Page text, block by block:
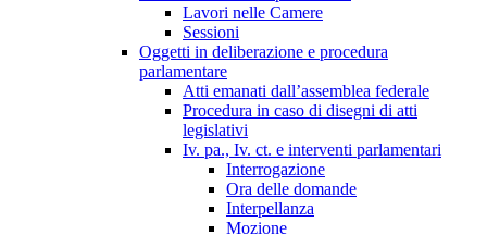
Lavori nelle Camere
Sessioni
Oggetti in deliberazione e procedura
parlamentare
Atti emanati dall’assemblea federale
Procedura in caso di disegni di atti
legislativi
Iv. pa., Iv. ct. e interventi parlamentari
Interrogazione
Ora delle domande
Interpellanza
Mozione